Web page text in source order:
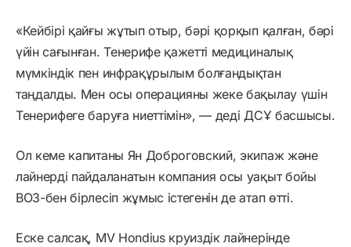
«Кейбірі қайғы жұтып отыр, бәрі қорқып қалған, бәрі
үйін сағынған. Тенерифе қажетті медициналық
мүмкіндік пен инфрақұрылым болғандықтан
таңдалды. Мен осы операцияны жеке бақылау үшін
Тенерифеге баруға ниеттімін», — деді ДСҰ басшысы.
Ол кеме капитаны Ян Доброговский, экипаж және
лайнерді пайдаланатын компания осы уақыт бойы
ВОЗ-бен бірлесіп жұмыс істегенін де атап өтті.
Еске салсақ, MV Hondius круиздік лайнерінде